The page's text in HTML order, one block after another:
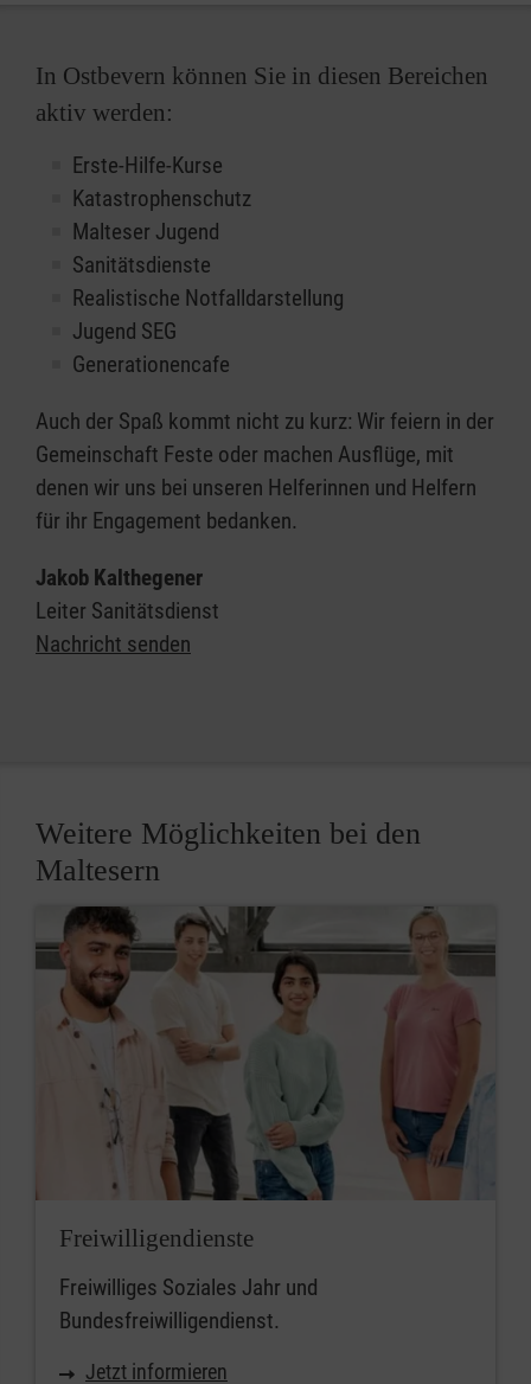
In Ostbevern können Sie in diesen Bereichen
aktiv werden:
Erste-Hilfe-Kurse
Katastrophenschutz
Malteser Jugend
Sanitätsdienste
Realistische Notfalldarstellung
Jugend SEG
Generationencafe
Auch der Spaß kommt nicht zu kurz: Wir feiern in der
Gemeinschaft Feste oder machen Ausflüge, mit
denen wir uns bei unseren Helferinnen und Helfern
für ihr Engagement bedanken.
Jakob Kalthegener
Leiter Sanitätsdienst
Nachricht senden
Weitere Möglichkeiten bei den
Maltesern
Freiwilligendienste
Freiwilliges Soziales Jahr und
Bundesfreiwilligendienst.
Jetzt informieren